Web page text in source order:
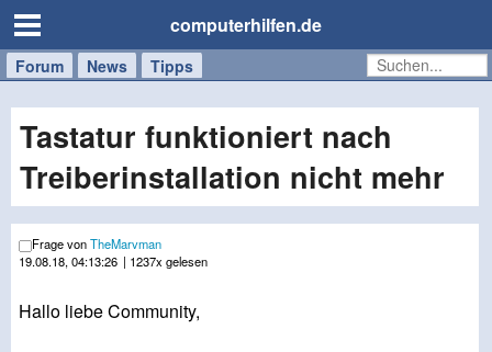
computerhilfen.de
Forum News Tipps
Handy
Tablet
Windows
Mac
Tastatur funktioniert nach
Treiberinstallation nicht mehr
Frage vonTheMarvman
19.08.18, 04:13:26 | 1237x gelesen
Hallo liebe Community,